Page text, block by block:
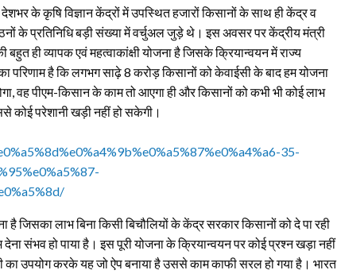
के कृषि विज्ञान केंद्रों में उपस्थित हजारों किसानों के साथ ही केंद्र व
के प्रतिनिधि बड़ी संख्या में वर्चुअल जुड़े थे। इस अवसर पर केंद्रीय मंत्री
ही व्यापक एवं महत्वाकांक्षी योजना है जिसके क्रियान्वयन में राज्य
परिणाम है कि लगभग साढ़े 8 करोड़ किसानों को केवाईसी के बाद हम योजना
वह पीएम-किसान के काम तो आएगा ही और किसानों को कभी भी कोई लाभ
कोई परेशानी खड़ी नहीं हो सकेगी।
35-
लाभ बिना किसी बिचौलियों के केंद्र सरकार किसानों को दे पा रही
संभव हो पाया है। इस पूरी योजना के क्रियान्वयन पर कोई प्रश्न खड़ा नहीं
उपयोग करके यह जो ऐप बनाया है उससे काम काफी सरल हो गया है। भारत